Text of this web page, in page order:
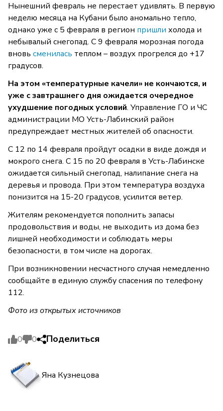
Нынешний февраль не перестает удивлять. В первую
неделю месяца на Кубани было аномально тепло,
однако уже с 5 февраля в регион пришли холода и
небывалый снегопад. С 9 февраля морозная погода
вновь сменилась теплом – воздух прогрелся до +17
градусов.
На этом «температурные качели» не кончаются, и
уже с завтрашнего дня ожидается очередное
ухудшение погодных условий. Управление ГО и ЧС
администрации МО Усть-Лабинский район
предупреждает местных жителей об опасности.
С 12 по 14 февраля пройдут осадки в виде дождя и
мокрого снега. С 15 по 20 февраля в Усть-Лабинске
ожидается сильный снегопад, налипание снега на
деревья и провода. При этом температура воздуха
понизится на 15-20 градусов, усилится ветер.
Жителям рекомендуется пополнить запасы
продовольствия и воды, не выходить из дома без
лишней необходимости и соблюдать меры
безопасности, в том числе на дорогах.
При возникновении несчастного случая немедленно
сообщайте в единую службу спасения по телефону
112.
Фото из открытых источников
0 0 Поделиться
Яна Кузнецова